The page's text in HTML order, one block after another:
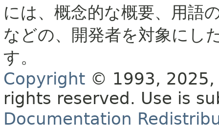
には、概念的な概要、用語
などの、開発者を対象にし
す。
Copyright © 1993,
rights reserved. Use is
Documentation